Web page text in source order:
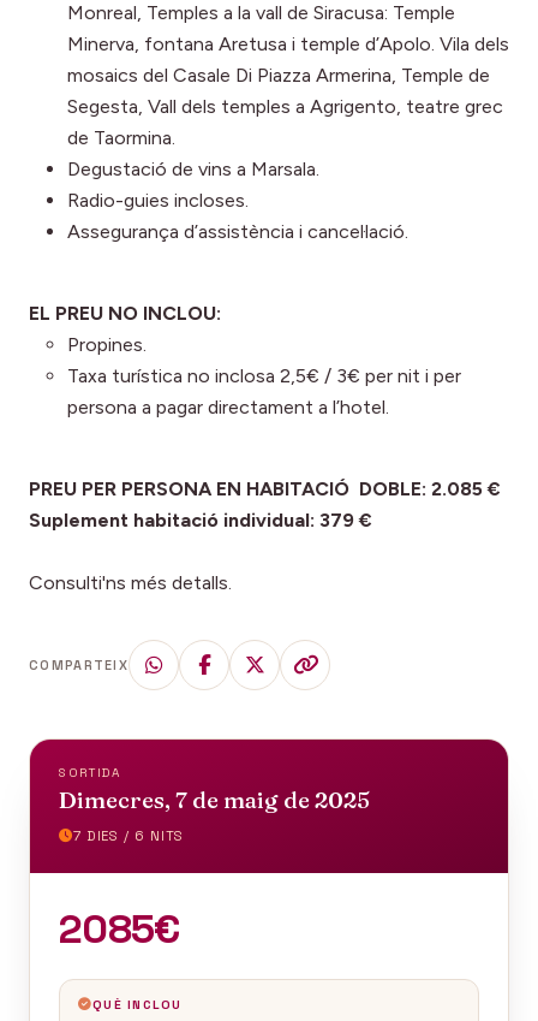
Monreal, Temples a la vall de Siracusa: Temple
Minerva, fontana Aretusa i temple d’Apolo. Vila dels
mosaics del Casale Di Piazza Armerina, Temple de
Segesta, Vall dels temples a Agrigento, teatre grec
de Taormina.
Degustació de vins a Marsala.
Radio-guies incloses.
Assegurança d’assistència i cancel·lació.
EL PREU NO INCLOU:
Propines.
Taxa turística no inclosa 2,5€ / 3€ per nit i per
persona a pagar directament a l’hotel.
PREU PER PERSONA EN HABITACIÓ DOBLE: 2.085 €
Suplement habitació individual: 379 €
Consulti'ns més detalls.
COMPARTEIX
SORTIDA
Dimecres, 7 de maig de 2025
7 DIES / 6 NITS
2085€
QUÈ INCLOU